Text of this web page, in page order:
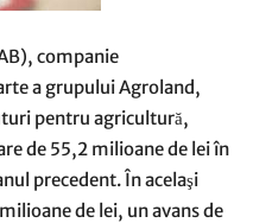
companie
a grupului Agroland,
pentru agricultură,
de 55,2 milioane de lei în
precedent. În acelaşi
de lei, un avans de